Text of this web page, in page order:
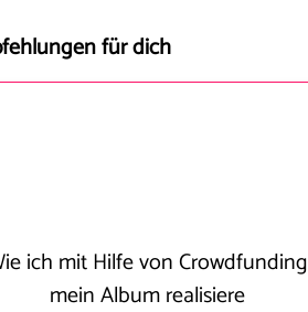
für dich
ich mit Hilfe von Crowdfunding
mein Album realisiere